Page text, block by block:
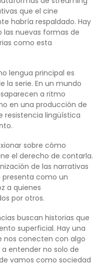
que el cine
habría respaldado. Hay
las nuevas formas de
como esta
lengua principal es
la serie. En un mundo
a ritmo
en una producción de
resistencia lingüística
sobre cómo
el derecho de contarla.
de las narrativas
presenta como un
a quienes
por otros.
buscan historias que
superficial. Hay una
nos conecten con algo
entender no solo de
vamos como sociedad